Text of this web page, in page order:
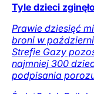
Tyle dzieci
Prawie dziesięć
broni w
Strefie Gazy
najmniej 300
podpisania